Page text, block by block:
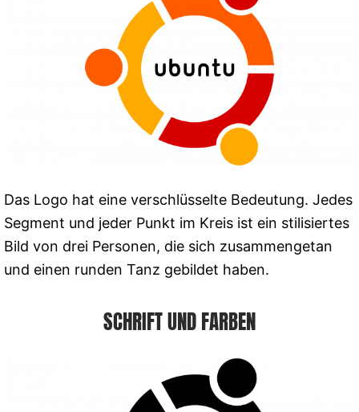
Das Logo hat eine verschlüsselte Bedeutung. Jedes
Segment und jeder Punkt im Kreis ist ein stilisiertes
Bild von drei Personen, die sich zusammengetan
und einen runden Tanz gebildet haben.
SCHRIFT UND FARBEN